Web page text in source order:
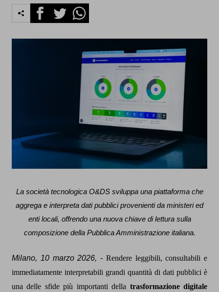
FacebookTwitterWhatsapp
La società tecnologica O&DS sviluppa una piattaforma che
aggrega e interpreta dati pubblici provenienti da ministeri ed
enti locali, offrendo una nuova chiave di lettura sulla
composizione della Pubblica Amministrazione italiana.
Milano, 10 marzo 2026, - Rendere leggibili, consultabili e
immediatamente interpretabili grandi quantità di dati pubblici è
una delle sfide più importanti della trasformazione digitale